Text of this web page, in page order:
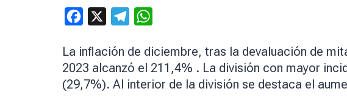
Facebook Telegram
La inflación de diciembre, tras la devaluación de
2023 alcanzó el 211,4% . La división con mayor
(29,7%). Al interior de la división se destaca el